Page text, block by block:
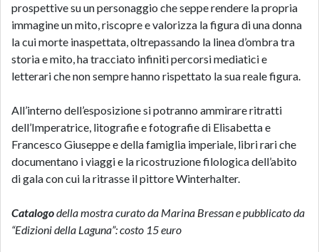
prospettive su un personaggio che seppe rendere la propria
immagine un mito, riscopre e valorizza la figura di una donna
la cui morte inaspettata, oltrepassando la linea d’ombra tra
storia e mito, ha tracciato infiniti percorsi mediatici e
letterari che non sempre hanno rispettato la sua reale figura.
All’interno dell’esposizione si potranno ammirare ritratti
dell’Imperatrice, litografie e fotografie di Elisabetta e
Francesco Giuseppe e della famiglia imperiale, libri rari che
documentano i viaggi e la ricostruzione filologica dell’abito
di gala con cui la ritrasse il pittore Winterhalter.
Catalogodella mostra curato da Marina Bressan e pubblicato da
“Edizioni della Laguna”: costo 15 euro